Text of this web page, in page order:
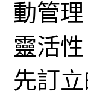
動管
靈活
先訂